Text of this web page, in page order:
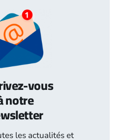
vous
notre
les actualités et